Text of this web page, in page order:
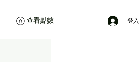
查看點數 登入